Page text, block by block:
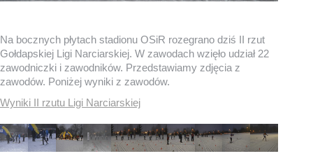
Na bocznych płytach stadionu OSiR rozegrano dziś II rzut
Gołdapskiej Ligi Narciarskiej. W zawodach wzięło udział 22
zawodniczki i zawodników. Przedstawiamy zdjęcia z
zawodów. Poniżej wyniki z zawodów.
Wyniki II rzutu Ligi Narciarskiej